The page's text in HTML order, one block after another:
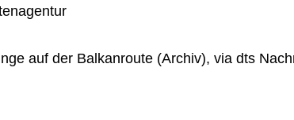
auf der Balkanroute (Archiv), via dts